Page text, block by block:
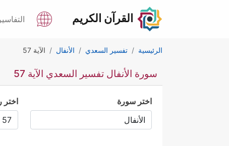
القرآن الكريم التفاسير
الرئيسية تفسير السعدي الأنفال الآية 57
سورة الأنفال تفسير السعدي الآية 57
اختر سورة اختر